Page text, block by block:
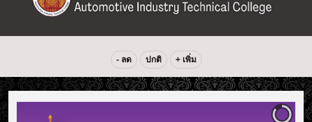
- ลด ปกติ + เพิ่ม